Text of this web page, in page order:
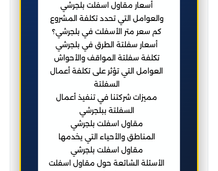
أسعار مقاول اسفلت بلجرشي
والعوامل التي تحدد تكلفة المشروع
كم سعر متر الأسفلت في بلجرشي؟
أسعار سفلتة الطرق في بلجرشي
تكلفة سفلتة المواقف والأحواش
العوامل التي تؤثر على تكلفة أعمال
السفلتة
مميزات شركتنا في تنفيذ أعمال
السفلتة ببلجرشي
مقاول اسفلت بلجرشي
المناطق والأحياء التي يخدمها
مقاول اسفلت بلجرشي
الأسئلة الشائعة حول مقاول اسفلت